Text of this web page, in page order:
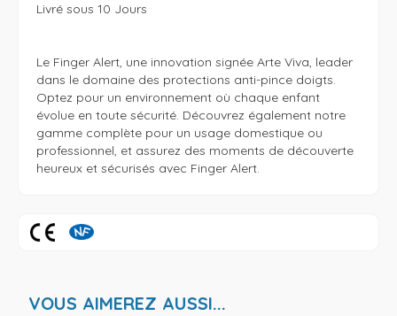
Livré sous 10 Jours
Le Finger Alert, une innovation signée Arte Viva, leader
dans le domaine des protections anti-pince doigts.
Optez pour un environnement où chaque enfant
évolue en toute sécurité. Découvrez également notre
gamme complète pour un usage domestique ou
professionnel, et assurez des moments de découverte
heureux et sécurisés avec Finger Alert.
VOUS AIMEREZ AUSSI...